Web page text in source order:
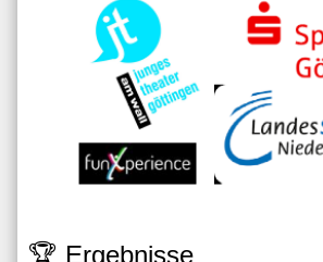
🏆 Ergebnisse